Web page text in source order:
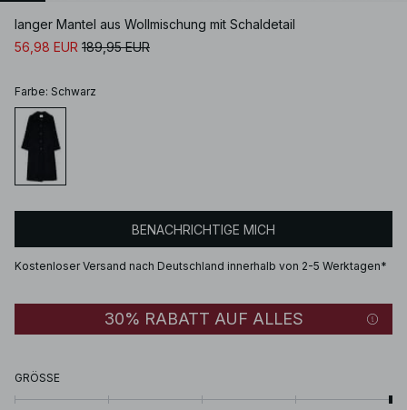
langer Mantel aus Wollmischung mit Schaldetail
56,98 EUR 189,95 EUR
Farbe: Schwarz
BENACHRICHTIGE MICH
Kostenloser Versand nach Deutschland innerhalb von 2-5 Werktagen*
30% RABATT AUF ALLES
GRÖSSE